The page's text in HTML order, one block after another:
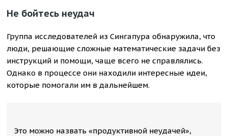
Не бойтесь неудач
Группа исследователей из Сингапура обнаружила, что
люди, решающие сложные математические задачи без
инструкций и помощи, чаще всего не справлялись.
Однако в процессе они находили интересные идеи,
которые помогали им в дальнейшем.
Это можно назвать «продуктивной неудачей»,